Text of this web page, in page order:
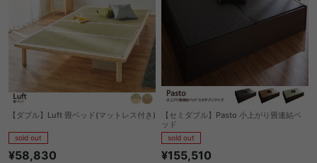
【ダブル】Luft 畳ベッド(マットレス付き)
sold out
¥58,830
【セミダブル】Pasto 小上がり畳連結ベ
ッド
sold out
¥155,510